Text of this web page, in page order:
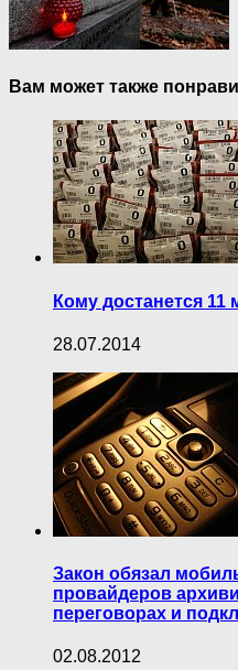
Вам может также
Кому достанется 11
28.07.2014
Закон обязал
провайдеров
переговорах и
02.08.2012